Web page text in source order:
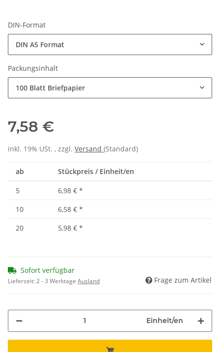
DIN-Format
DIN A5 Format
Packungsinhalt
100 Blatt Briefpapier
7,58 €
inkl. 19% USt. , zzgl. Versand (Standard)
ab Stückpreis / Einheit/en
5 6,98 € *
10
6,58 € *
20
5,98 € *
Sofort verfügbar
Lieferzeit:2 - 3 Werktage Ausland Frage zum Artikel
Einheit/en